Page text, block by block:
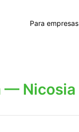
Para empresas
— Nicosia